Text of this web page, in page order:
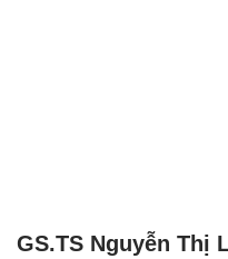
GS.TS Nguyễn Thị